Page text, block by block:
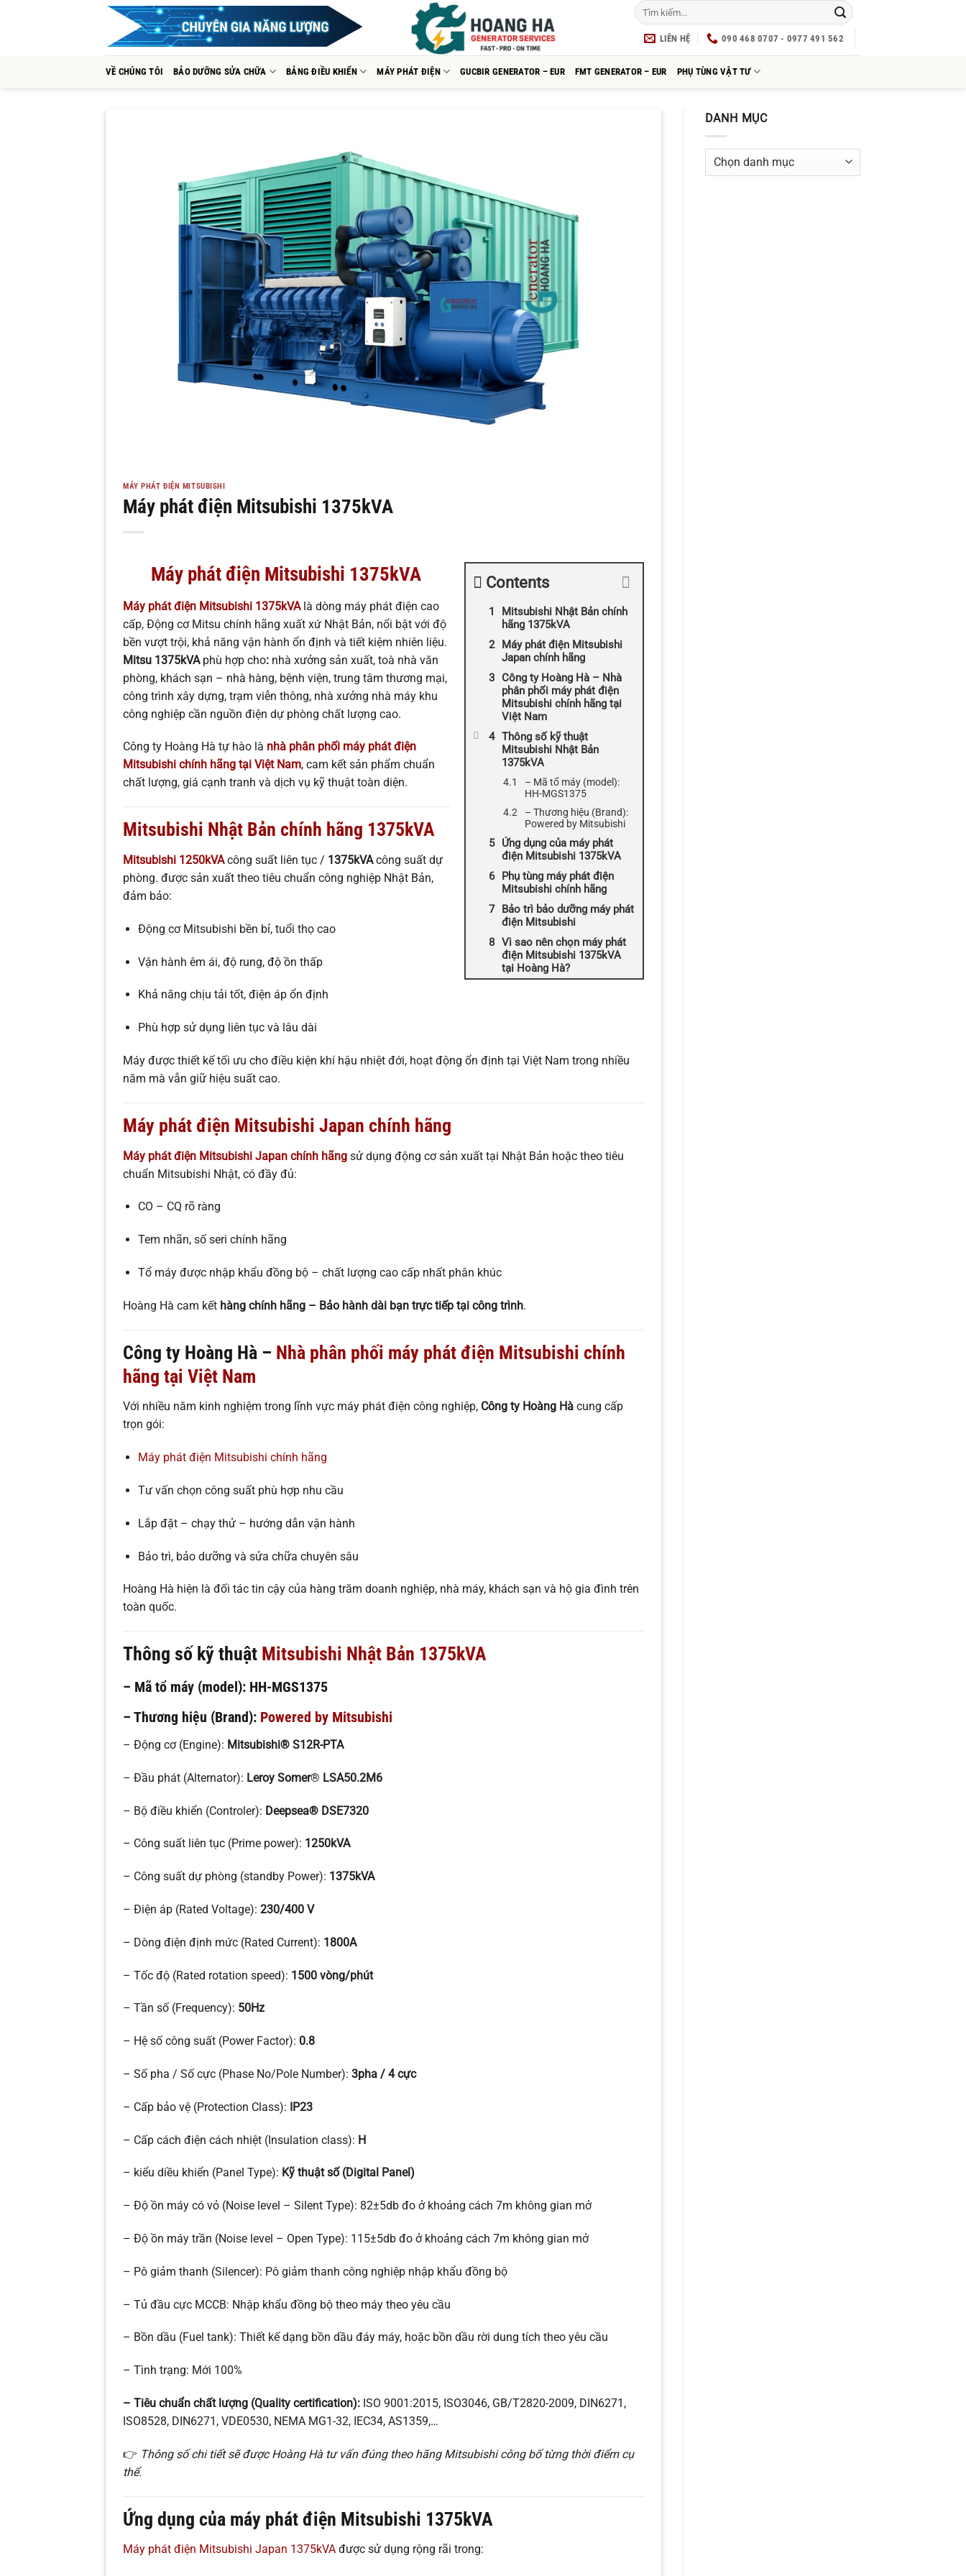
LIÊN HỆ 090 468 0707 - 0977 491 562
VỀ CHÚNG TÔI BẢO DƯỠNG SỬA CHỮA BẢNG ĐIỀU KHIỂN MÁY PHÁT ĐIỆN GUCBIR GENERATOR – EUR FMT GENERATOR – EUR PHỤ TÙNG VẬT TƯ
MÁY PHÁT ĐIỆN MITSUBISHI
Máy phát điện Mitsubishi 1375kVA
Contents
Mitsubishi Nhật Bản chính
hãng 1375kVA
Máy phát điện Mitsubishi
Japan chính hãng
Công ty Hoàng Hà – Nhà
phân phối máy phát điện
Mitsubishi chính hãng tại
Việt Nam
Thông số kỹ thuật
Mitsubishi Nhật Bản
1375kVA
– Mã tổ máy (model):
HH-MGS1375
– Thương hiệu (Brand):
Powered by Mitsubishi
Ứng dụng của máy phát
điện Mitsubishi 1375kVA
Phụ tùng máy phát điện
Mitsubishi chính hãng
Bảo trì bảo dưỡng máy phát
điện Mitsubishi
Vì sao nên chọn máy phát
điện Mitsubishi 1375kVA
tại Hoàng Hà?
Máy phát điện Mitsubishi 1375kVA
Máy phát điện Mitsubishi 1375kVAlà dòng máy phát điện cao
cấp, Động cơ Mitsu chính hãng xuất xứ Nhật Bản, nổi bật với độ
bền vượt trội, khả năng vận hành ổn định và tiết kiệm nhiên liệu.
Mitsu 1375kVA phù hợp cho: nhà xưởng sản xuất, toà nhà văn
phòng, khách sạn – nhà hàng, bệnh viện, trung tâm thương mại,
công trình xây dựng, trạm viễn thông, nhà xưởng nhà máy khu
công nghiệp cần nguồn điện dự phòng chất lượng cao.
Công ty Hoàng Hà tự hào là nhà phân phối máy phát điện
Mitsubishi chính hãng tại Việt Nam, cam kết sản phẩm chuẩn
chất lượng, giá cạnh tranh và dịch vụ kỹ thuật toàn diện.
Mitsubishi Nhật Bản chính hãng 1375kVA
Mitsubishi 1250kVAcông suất liên tục / 1375kVAcông suất dự
phòng. được sản xuất theo tiêu chuẩn công nghiệp Nhật Bản,
đảm bảo:
Động cơ Mitsubishi bền bỉ, tuổi thọ cao
Vận hành êm ái, độ rung, độ ồn thấp
Khả năng chịu tải tốt, điện áp ổn định
Phù hợp sử dụng liên tục và lâu dài
Máy được thiết kế tối ưu cho điều kiện khí hậu nhiệt đới, hoạt động ổn định tại Việt Nam trong nhiều
năm mà vẫn giữ hiệu suất cao.
Máy phát điện Mitsubishi Japan chính hãng
Máy phát điện Mitsubishi Japan chính hãng sử dụng động cơ sản xuất tại Nhật Bản hoặc theo tiêu
chuẩn Mitsubishi Nhật, có đầy đủ:
CO – CQ rõ ràng
Tem nhãn, số seri chính hãng
Tổ máy được nhập khẩu đồng bộ – chất lượng cao cấp nhất phân khúc
Hoàng Hà cam kết hàng chính hãng – Bảo hành dài bạn trực tiếp tại công trình.
Công ty Hoàng Hà – Nhà phân phối máy phát điện Mitsubishi chính
hãng tại Việt Nam
Với nhiều năm kinh nghiệm trong lĩnh vực máy phát điện công nghiệp, Công ty Hoàng Hà cung cấp
trọn gói:
Máy phát điện Mitsubishi chính hãng
Tư vấn chọn công suất phù hợp nhu cầu
Lắp đặt – chạy thử – hướng dẫn vận hành
Bảo trì, bảo dưỡng và sửa chữa chuyên sâu
Hoàng Hà hiện là đối tác tin cậy của hàng trăm doanh nghiệp, nhà máy, khách sạn và hộ gia đình trên
toàn quốc.
Thông số kỹ thuật Mitsubishi Nhật Bản 1375kVA
– Mã tổ máy (model): HH-MGS1375
– Thương hiệu (Brand): Powered by Mitsubishi
– Động cơ (Engine): Mitsubishi® S12R-PTA
– Đầu phát (Alternator): Leroy Somer® LSA50.2M6
– Bộ điều khiển (Controler): Deepsea® DSE7320
– Công suất liên tục (Prime power): 1250kVA
– Công suất dự phòng (standby Power): 1375kVA
– Điện áp (Rated Voltage): 230/400 V
– Dòng điện định mức (Rated Current): 1800A
– Tốc độ (Rated rotation speed): 1500 vòng/phút
– Tần số (Frequency): 50Hz
– Hệ số công suất (Power Factor): 0.8
– Số pha / Số cực (Phase No/Pole Number): 3pha / 4 cực
– Cấp bảo vệ (Protection Class): IP23
– Cấp cách điện cách nhiệt (Insulation class): H
– kiểu diều khiển (Panel Type): Kỹ thuật số (Digital Panel)
– Độ ồn máy có vỏ (Noise level – Silent Type): 82±5db đo ở khoảng cách 7m không gian mở
– Độ ồn máy trần (Noise level – Open Type): 115±5db đo ở khoảng cách 7m không gian mở
– Pô giảm thanh (Silencer): Pô giảm thanh công nghiệp nhập khẩu đồng bộ
– Tủ đầu cực MCCB: Nhập khẩu đồng bộ theo máy theo yêu cầu
– Bồn dầu (Fuel tank): Thiết kế dạng bồn dầu đáy máy, hoặc bồn dầu rời dung tích theo yêu cầu
– Tình trạng: Mới 100%
– Tiêu chuẩn chất lượng (Quality certification): ISO 9001:2015, ISO3046, GB/T2820-2009, DIN6271,
ISO8528, DIN6271, VDE0530, NEMA MG1-32, IEC34, AS1359,…
👉 Thông số chi tiết sẽ được Hoàng Hà tư vấn đúng theo hãng Mitsubishi công bố từng thời điểm cụ
thể.
Ứng dụng của máy phát điện Mitsubishi 1375kVA
Máy phát điện Mitsubishi Japan 1375kVA được sử dụng rộng rãi trong:
DANH MỤC
Danh
mục